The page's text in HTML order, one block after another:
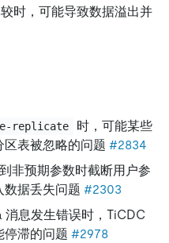
时，可能导致数据溢出并
replicate
时，可能某些
表被忽略的问题 #2834
非预期参数时截断用户参
数据丢失问题 #2303
消息发生错误时，TiCDC
停滞的问题 #2978